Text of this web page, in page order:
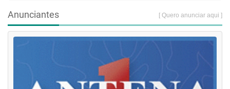
Anunciantes [ Quero anunciar aqui ]